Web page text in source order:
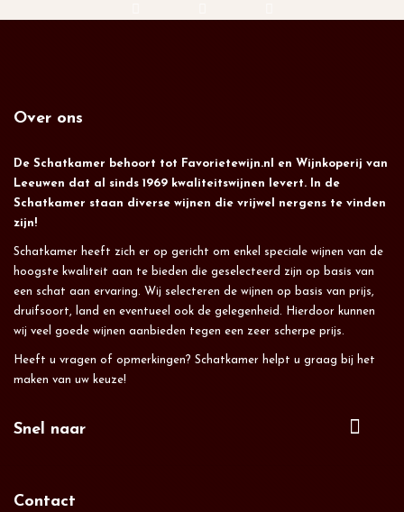
Over ons
De Schatkamer behoort tot Favorietewijn.nl en Wijnkoperij van
Leeuwen dat al sinds 1969 kwaliteitswijnen levert. In de
Schatkamer staan diverse wijnen die vrijwel nergens te vinden
zijn!
Schatkamer heeft zich er op gericht om enkel speciale wijnen van de
hoogste kwaliteit aan te bieden die geselecteerd zijn op basis van
een schat aan ervaring. Wij selecteren de wijnen op basis van prijs,
druifsoort, land en eventueel ook de gelegenheid. Hierdoor kunnen
wij veel goede wijnen aanbieden tegen een zeer scherpe prijs.
Heeft u vragen of opmerkingen? Schatkamer helpt u graag bij het
maken van uw keuze!
Snel naar
Contact